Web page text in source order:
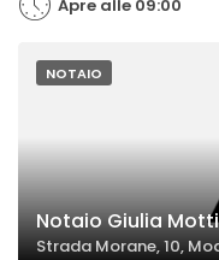
Apre alle 09:00
NOTAIO
Notaio Giulia Motti
Strada Morane, 10,